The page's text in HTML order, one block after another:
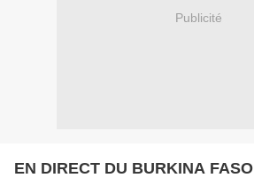
Publicité
EN DIRECT DU BURKINA FASO